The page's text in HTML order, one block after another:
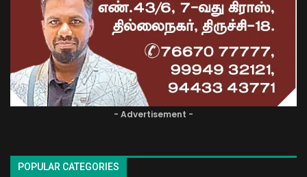
- Advertisement -
POPULAR CATEGORIES